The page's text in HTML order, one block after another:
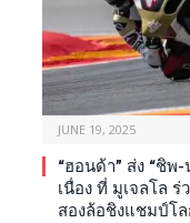
JUNE 19, 2025
“ฮอนด้า” ส่ง “ชิ
เนื่อง ที่ มูเจลโล
สองล้อชิงแชมป์โ